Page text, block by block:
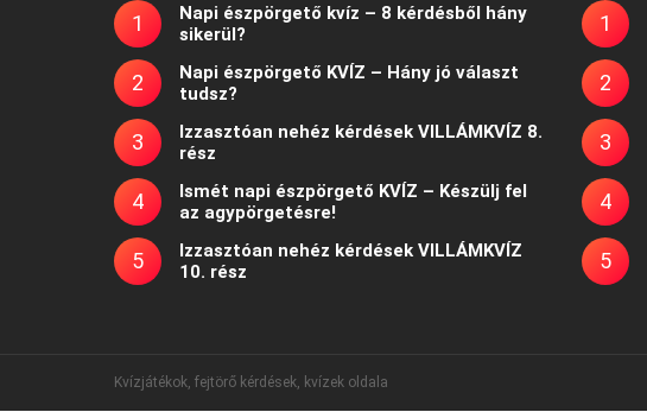
Napi észpörgető kvíz – 8 kérdésből hány
sikerül?
Napi észpörgető KVÍZ – Hány jó választ
tudsz?
Izzasztóan nehéz kérdések VILLÁMKVÍZ 8.
rész
Ismét napi észpörgető KVÍZ – Készülj fel
az agypörgetésre!
Izzasztóan nehéz kérdések VILLÁMKVÍZ
10. rész
Kvízjátékok, fejtörő kérdések, kvízek oldala